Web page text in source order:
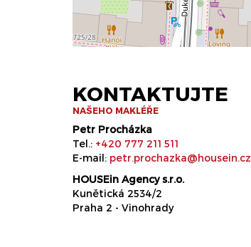
KONTAKTUJTE
NAŠEHO MAKLÉŘE
Petr Procházka
Tel.: +420 777 211 511
E-mail: petr.prochazka@housein.cz
HOUSEin Agency s.r.o.
Kunětická 2534/2
Praha 2 - Vinohrady